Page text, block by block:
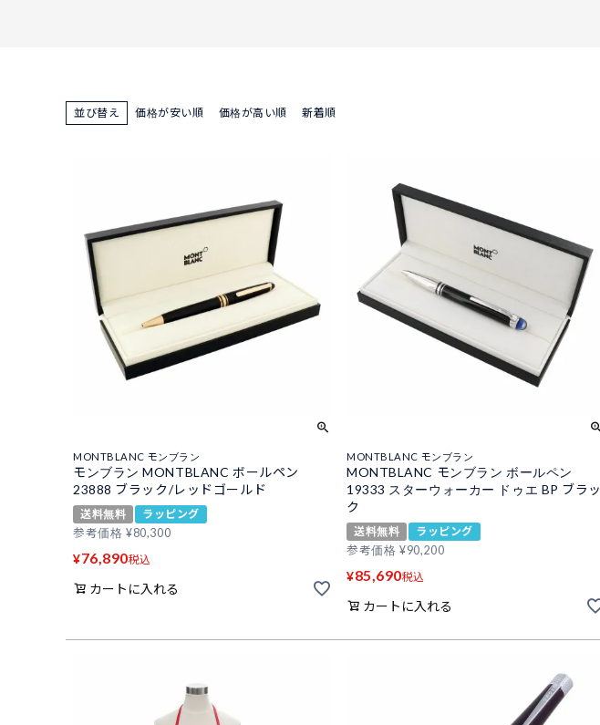
並び替え 価格が安い順 価格が高い順 新着順
MONTBLANC モンブラン
モンブラン MONTBLANC ボールペン
23888 ブラック/レッドゴールド
送料無料
ラッピング
参考価格 ¥80,300
¥76,890税込
カートに入れる
MONTBLANC モンブラン
MONTBLANC モンブラン ボールペン
19333 スターウォーカー ドゥエ BP ブラッ
ク
送料無料
ラッピング
参考価格 ¥90,200
¥85,690税込
カートに入れる